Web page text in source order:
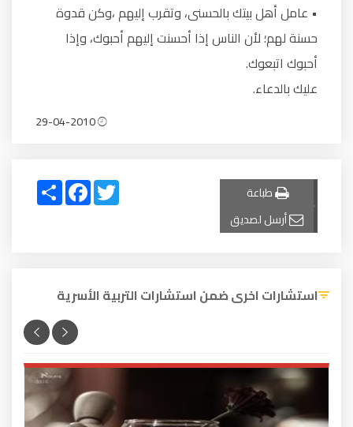
• عامل أهل بيتك بالحسنى، وتقرب إليهم ،وكن قدوة
حسنة لهم؛ لأن الناس إذا أحسنت إليهم أحبوك، وإذا
أحبوك اتبعوك.
عليك بالدعاء.
طباعة
أرسل لصديق
Share
FacebookTwitter
استشارات اخرى ضمن استشارات التربية الأسرية